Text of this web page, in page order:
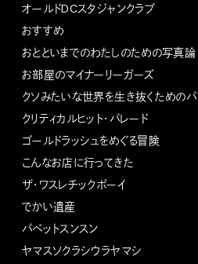
オールドDCスタジャンクラブ
おすすめ
おとといまでのわたしのための写真論
お部屋のマイナーリーガーズ
クソみたいな世界を生き抜くための
クリティカルヒット・パレード
ゴールドラッシュをめぐる冒険
こんなお店に行ってきた
ザ・ワスレチックボーイ
でかい遺産
パペットスンスン
ヤマスソクラシウラヤマシ